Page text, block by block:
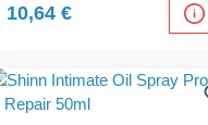
10,64 €